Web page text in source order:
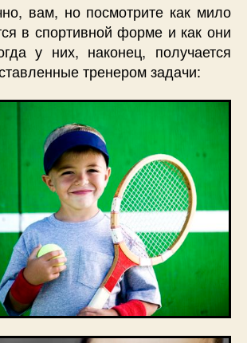
вам, но посмотрите как мило
в спортивной форме и как они
у них, наконец, получается
тренером задачи: